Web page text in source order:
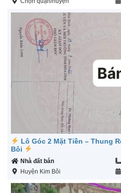
Lô Góc 2 Mặt Tiền – Thung
Bôi
Nhà đất bán
Huyện Kim Bôi